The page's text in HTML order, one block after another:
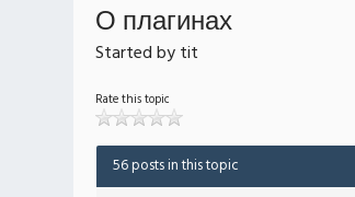
О плагинах
Started by tit
Rate this topic
56 posts in this topic